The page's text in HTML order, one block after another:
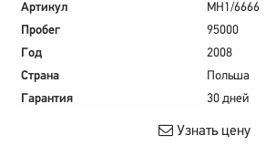
Артикул
MH1/6666
Пробег
95000
Год
2008
Страна
Польша
Гарантия
30 дней
Узнать цену